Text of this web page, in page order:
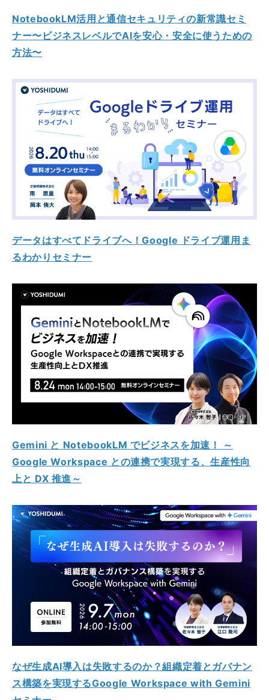
NotebookLM活用と通信セキュリティの新常識セミ
ナー〜ビジネスレベルでAIを安心・安全に使うための
方法〜
データはすべてドライブへ！Google ドライブ運用ま
るわかりセミナー
Gemini と NotebookLM でビジネスを加速！ ～
Google Workspace との連携で実現する、生産性向
上と DX 推進～
なぜ生成AI導入は失敗するのか？組織定着とガバナン
ス構築を実現するGoogle Workspace with Gemini